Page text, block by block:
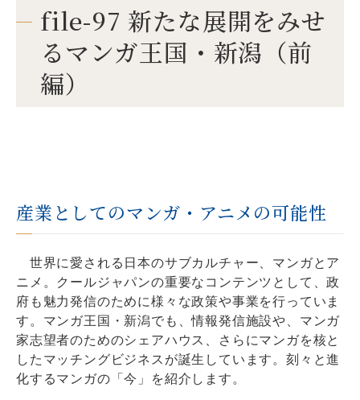
file-97 新たな展開をみせ
るマンガ王国・新潟（前
編）
産業としてのマンガ・アニメの可能性
世界に愛される日本のサブカルチャー、マンガとア
ニメ。クールジャパンの重要なコンテンツとして、政
府も魅力発信のために様々な政策や事業を行っていま
す。マンガ王国・新潟でも、情報発信施設や、マンガ
家志望者のためのシェアハウス、さらにマンガを核と
したマッチングビジネスが誕生しています。刻々と進
化するマンガの「今」を紹介します。